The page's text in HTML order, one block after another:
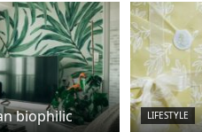
biophilic
LIFESTYLE